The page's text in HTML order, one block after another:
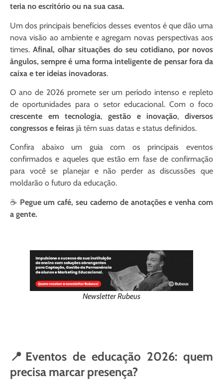
teria no escritório ou na sua casa.
Um dos principais benefícios desses eventos é que dão uma
nova visão ao ambiente e agregam novas perspectivas aos
times. Afinal, olhar situações do seu cotidiano, por novos
ângulos, sempre é uma forma inteligente de pensar fora da
caixa e ter ideias inovadoras.
O ano de 2026 promete ser um período intenso e repleto
de oportunidades para o setor educacional. Com o foco
crescente em tecnologia,gestão e inovação,diversos
congressos e feiras já têm suas datas e status definidos.
Confira abaixo um guia com os principais eventos
confirmados e aqueles que estão em fase de confirmação
para você se planejar e não perder as discussões que
moldarão o futuro da educação.
☕ Pegue um café, seu caderno de anotações e venha com
a gente.
Newsletter Rubeus
📍Eventos de educação 2026: quem
precisa marcar presença?